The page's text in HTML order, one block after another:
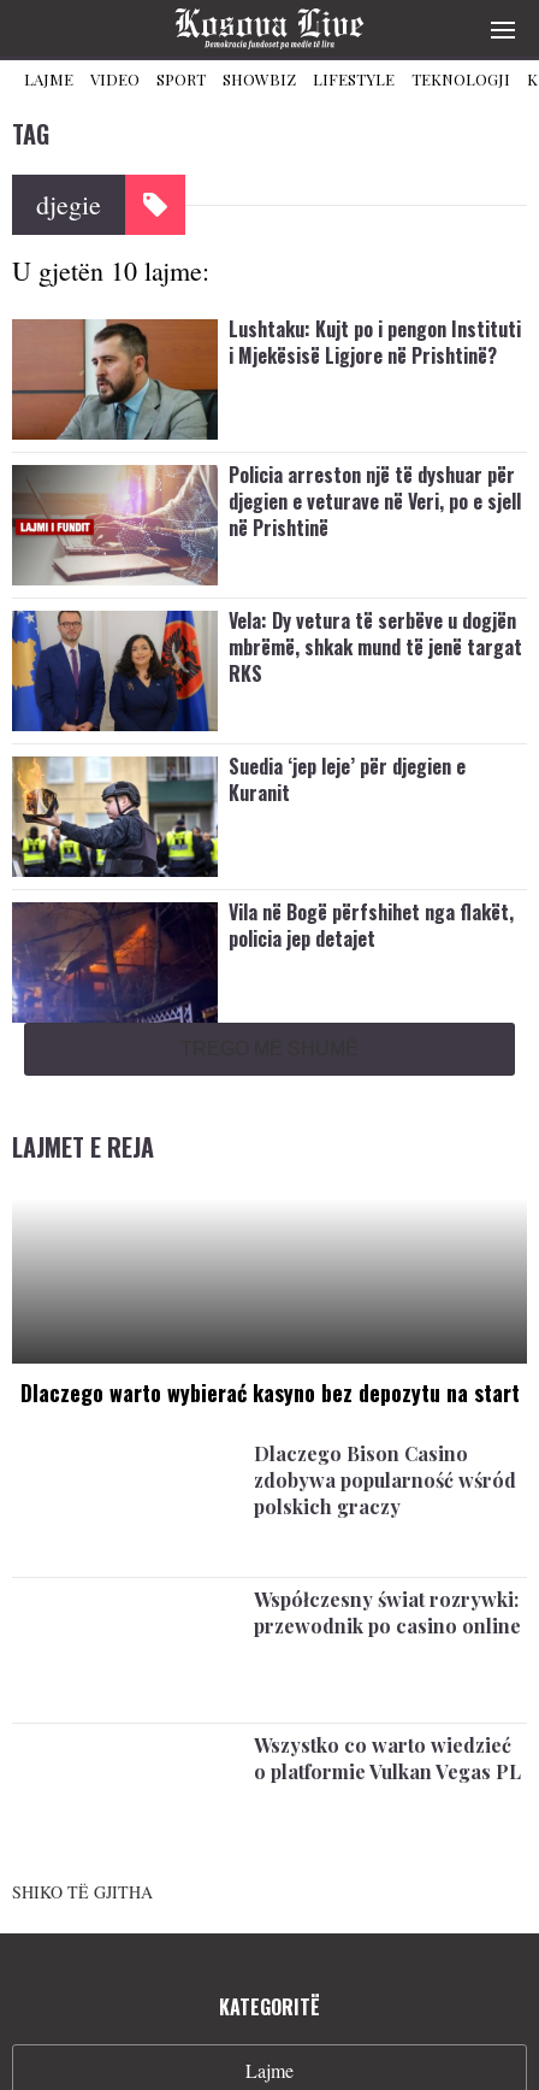
LAJME VIDEO SPORT SHOWBIZ LIFESTYLE TEKNOLOGJI
TAG
djegie
U gjetën 10 lajme:
Lushtaku: Kujt po i pengon Instituti
i Mjekësisë Ligjore në Prishtinë?
Policia arreston një të dyshuar për
djegien e veturave në Veri, po e sjell
në Prishtinë
Vela: Dy vetura të serbëve u dogjën
mbrëmë, shkak mund të jenë targat
RKS
Suedia ‘jep leje’ për djegien e
Kuranit
Vila në Bogë përfshihet nga flakët,
policia jep detajet
LAJMET E REJA
Dlaczego warto wybierać kasyno bez depozytu na start
Dlaczego Bison Casino
zdobywa popularność wśród
polskich graczy
Współczesny świat rozrywki:
przewodnik po casino online
Wszystko co warto wiedzieć
o platformie Vulkan Vegas PL
SHIKO TË GJITHA
KATEGORITË
Lajme